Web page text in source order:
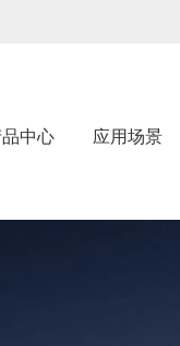
中心 应用场景